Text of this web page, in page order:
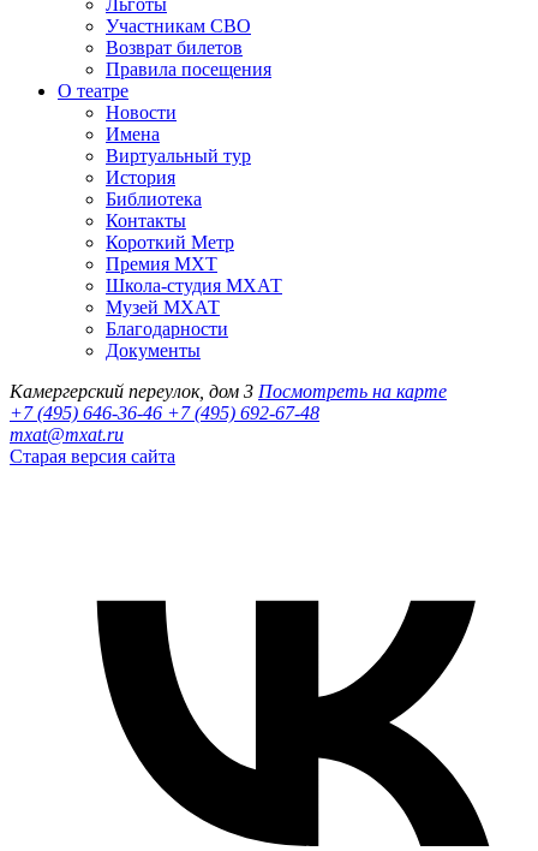
Льготы
Участникам СВО
Возврат билетов
Правила посещения
О театре
Новости
Имена
Виртуальный тур
История
Библиотека
Контакты
Короткий Метр
Премия МХТ
Школа-студия МХАТ
Музей МХАТ
Благодарности
Документы
Камергерский переулок, дом 3 Посмотреть на карте
+7 (495) 646-36-46 +7 (495) 692-67-48‬
mxat@mxat.ru
Старая версия сайта